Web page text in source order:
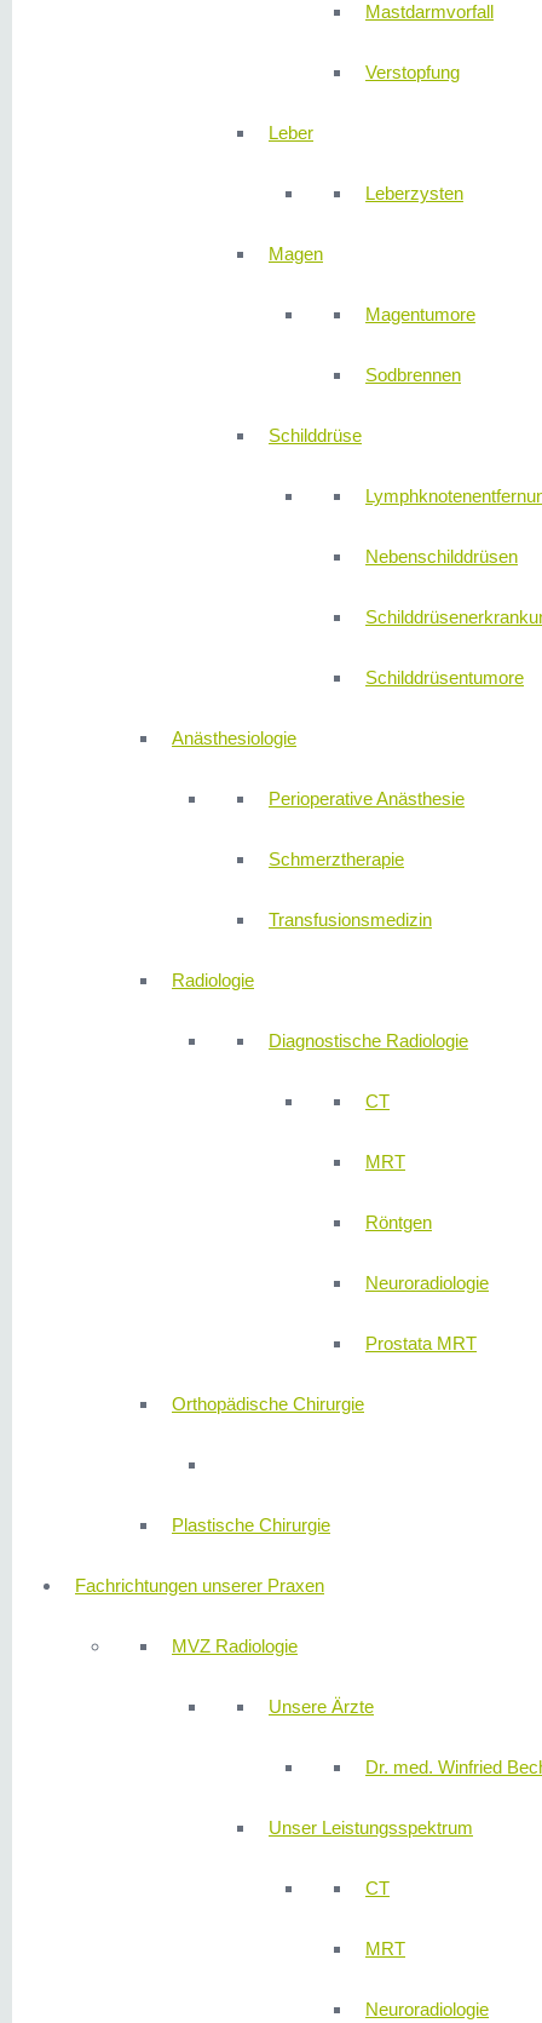
Mastdarmvorfall
Verstopfung
Leber
Leberzysten
Magen
Magentumore
Sodbrennen
Schilddrüse
Nebenschilddrüsen
Schilddrüsentumore
Anästhesiologie
Perioperative Anästhesie
Schmerztherapie
Transfusionsmedizin
Radiologie
Diagnostische Radiologie
CT
MRT
Röntgen
Neuroradiologie
Prostata MRT
Orthopädische Chirurgie
Plastische Chirurgie
Fachrichtungen unserer Praxen
MVZ Radiologie
Unsere Ärzte
Dr. med. Winfried
Unser Leistungsspektrum
CT
MRT
Neuroradiologie